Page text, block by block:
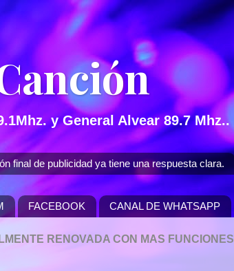
y General Alvear 89.7 Mhz..
final de publicidad ya tiene una respuesta clara.
FACEBOOK CANAL DE WHATSAPP
RENOVADA CON MAS FUNCIONES